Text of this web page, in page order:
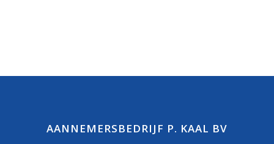
AANNEMERSBEDRIJF P. KAAL BV